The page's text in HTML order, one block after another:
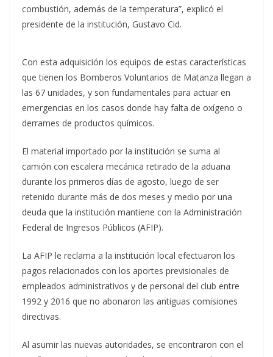
combustión, además de la temperatura”, explicó el
presidente de la institución, Gustavo Cid.
Con esta adquisición los equipos de estas características
que tienen los Bomberos Voluntarios de Matanza llegan a
las 67 unidades, y son fundamentales para actuar en
emergencias en los casos donde hay falta de oxígeno o
derrames de productos químicos.
El material importado por la institución se suma al
camión con escalera mecánica retirado de la aduana
durante los primeros días de agosto, luego de ser
retenido durante más de dos meses y medio por una
deuda que la institución mantiene con la Administración
Federal de Ingresos Públicos (AFIP).
La AFIP le reclama a la institución local efectuaron los
pagos relacionados con los aportes previsionales de
empleados administrativos y de personal del club entre
1992 y 2016 que no abonaron las antiguas comisiones
directivas.
Al asumir las nuevas autoridades, se encontraron con el